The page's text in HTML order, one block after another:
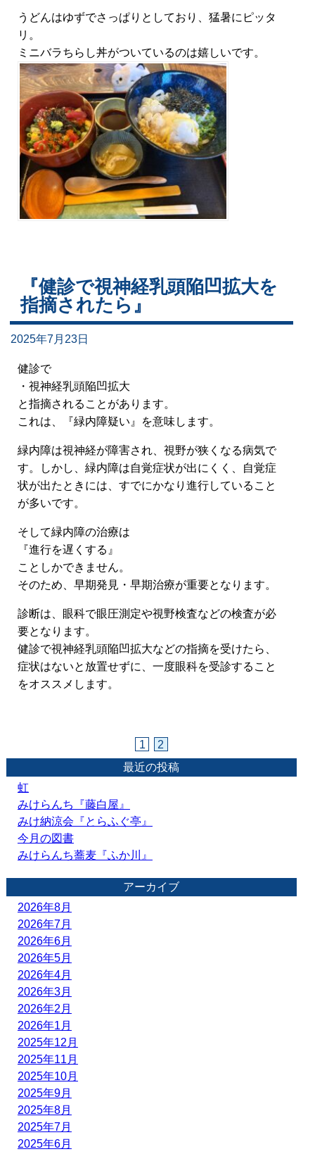
うどんはゆずでさっぱりとしており、猛暑にピッタ
リ。
ミニバラちらし丼がついているのは嬉しいです。
『健診で視神経乳頭陥凹拡大を
指摘されたら』
2025年7月23日
健診で
・視神経乳頭陥凹拡大
と指摘されることがあります。
これは、『緑内障疑い』を意味します。
緑内障は視神経が障害され、視野が狭くなる病気で
す。しかし、緑内障は自覚症状が出にくく、自覚症
状が出たときには、すでにかなり進行していること
が多いです。
そして緑内障の治療は
『進行を遅くする』
ことしかできません。
そのため、早期発見・早期治療が重要となります。
診断は、眼科で眼圧測定や視野検査などの検査が必
要となります。
健診で視神経乳頭陥凹拡大などの指摘を受けたら、
症状はないと放置せずに、一度眼科を受診すること
をオススメします。
1
2
最近の投稿
虹
みけらんち『藤白屋』
みけ納涼会『とらふぐ亭』
今月の図書
みけらんち蕎麦『ふか川』
アーカイブ
2026年8月
2026年7月
2026年6月
2026年5月
2026年4月
2026年3月
2026年2月
2026年1月
2025年12月
2025年11月
2025年10月
2025年9月
2025年8月
2025年7月
2025年6月